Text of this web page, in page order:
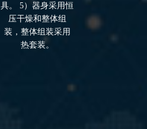
具。 5）器身采用恒
压干燥和整体组
装，整体组装采用
热套装。